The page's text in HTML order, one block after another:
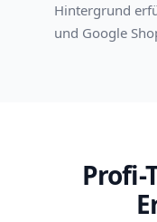
Hintergrund
und Google
Profi-